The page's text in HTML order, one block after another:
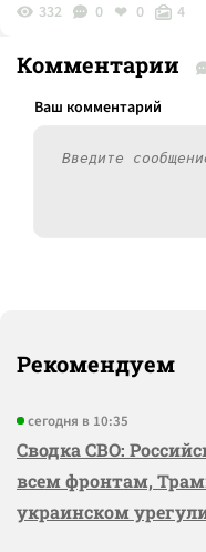
332 0 0 4
Комментарии
Рекомендуем
сегодня в 10:35
Сводка СВО:
всем фронтам,
украинском